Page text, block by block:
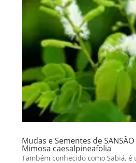
Mudas e Sementes de SANSÃO
Mimosa caesalpineafolia
Também conhecido como Sabiá, é